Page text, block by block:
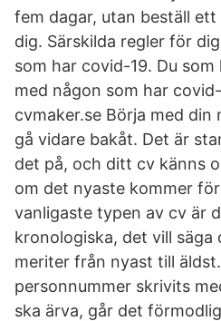
fem dagar, utan beställ
dig. Särskilda regler för
som har covid-19. Du
med någon som har
cvmaker.se Börja med
gå vidare bakåt. Det är
det på, och ditt cv känns
om det nyaste kommer
vanligaste typen av cv är
kronologiska, det vill säga
meriter från nyast till
personnummer skrivits
ska ärva, går det